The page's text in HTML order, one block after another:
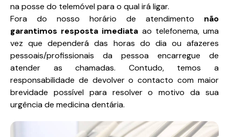
na posse do telemóvel para o qual irá ligar.
Fora do nosso horário de atendimento não
garantimos resposta imediata ao telefonema, uma
vez que dependerá das horas do dia ou afazeres
pessoais/profissionais da pessoa encarregue de
atender as chamadas. Contudo, temos a
responsabilidade de devolver o contacto com maior
brevidade possível para resolver o motivo da sua
urgência de medicina dentária.